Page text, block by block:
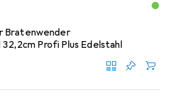
Bratenwender
Profi Plus Edelstahl